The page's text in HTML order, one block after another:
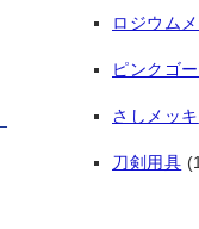
ロジウム
ピンクゴ
さしメッキ
刀剣用具